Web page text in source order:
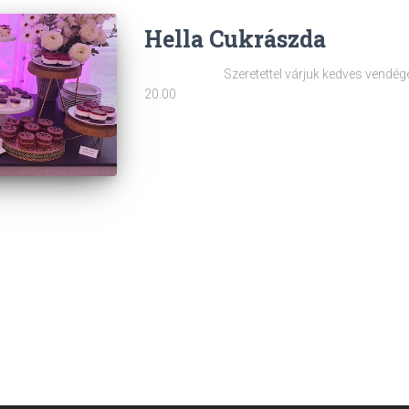
Hella Cukrászda
Szeretettel várjuk kedves
20.00